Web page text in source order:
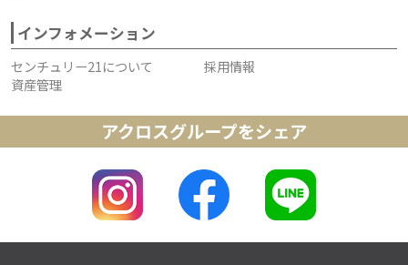
インフォメーション
センチュリー21について
採用情報
資産管理
アクロスグループをシェア